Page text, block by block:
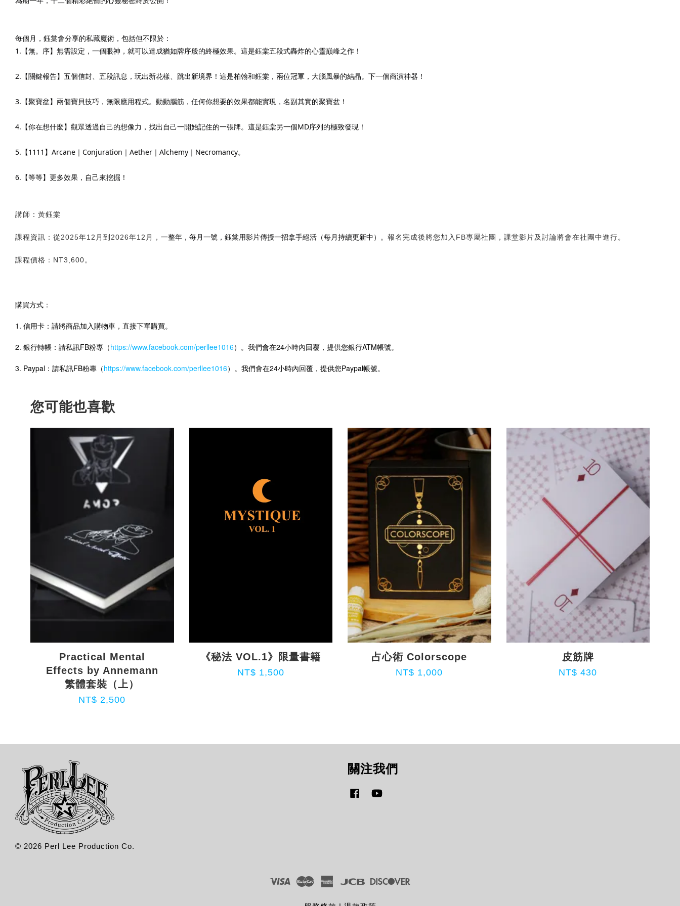
每個月，鈺棠會分享的私藏魔術，包括但不限於：
1.【無。序】無需設定，一個眼神，就可以達成猶如牌序般的終極效果。這是鈺棠五段式轟炸的心靈巔峰之作！
2.【關鍵報告】五個信封、五段訊息，玩出新花樣、跳出新境界！這是柏翰和鈺棠，兩位冠軍，大腦風暴的結晶。下一個商演神器！
3.【聚寶盆】兩個寶貝技巧，無限應用程式。動動腦筋，任何你想要的效果都能實現，名副其實的聚寶盆！
4.【你在想什麼】觀眾透過自己的想像力，找出自己一開始記住的一張牌。這是鈺棠另一個MD序列的極致發現！
5.【1111】Arcane｜Conjuration｜Aether｜Alchemy｜Necromancy。
6.【等等】更多效果，自己來挖掘！
講師：黃鈺棠
課程資訊：從2025年12月到2026年12月， 一整年，每月一號，鈺棠用影片傳授一招拿手絕活（每月持續更新中）。 報名完成後將您加入FB專屬社團，課堂影片及討論將會在社團中進行。
課程價格：NT3,600。
購買方式：
1. 信用卡：請將商品加入購物車，直接下單購買。
2. 銀行轉帳：請私訊FB粉專（https://www.facebook.com/perllee1016）。我們會在24小時內回覆，提供您銀行ATM帳號。
3. Paypal：請私訊FB粉專（https://www.facebook.com/perllee1016）。我們會在24小時內回覆，提供您Paypal帳號。
您可能也喜歡
Practical Mental
Effects by Annemann
繁體套裝（上）
NT$ 2,500
《秘法 VOL.1》限量書籍
NT$ 1,500
占心術 Colorscope
NT$ 1,000
皮筋牌
NT$ 430
© 2026 Perl Lee Production Co.
關注我們
Facebook
Visa Master AmericanJCB